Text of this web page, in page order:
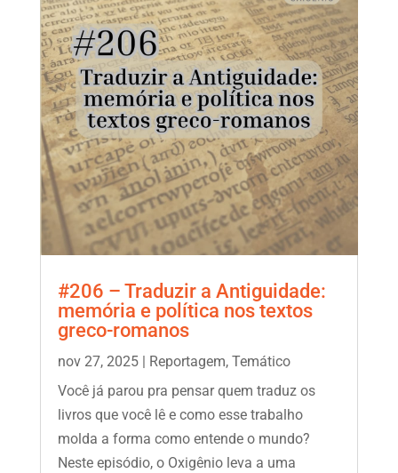
#206 – Traduzir a Antiguidade:
memória e política nos textos
greco-romanos
nov 27, 2025| Reportagem, Temático
Você já parou pra pensar quem traduz os
livros que você lê e como esse trabalho
molda a forma como entende o mundo?
Neste episódio, o Oxigênio leva a uma